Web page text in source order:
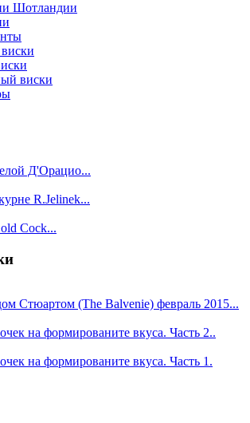
Шотландии
виски
Д'Орацио...
R.Jelinek...
Cock...
Стюартом (The Balvenie) февраль 2015...
на формированите вкуса. Часть 2..
на формированите вкуса. Часть 1.